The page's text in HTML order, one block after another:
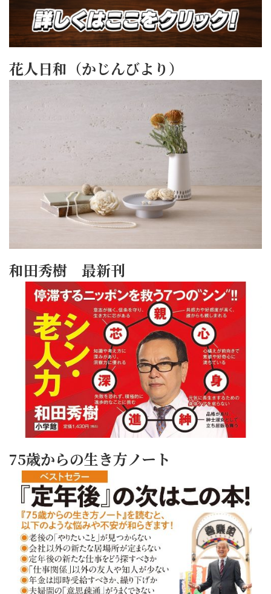
花人日和（かじんびより）
和田秀樹 最新刊
75歳からの生き方ノート